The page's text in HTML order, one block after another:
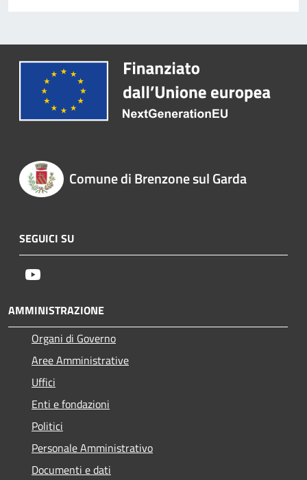
Comune di Brenzone sul Garda
SEGUICI SU
AMMINISTRAZIONE
Organi di Governo
Aree Amministrative
Uffici
Enti e fondazioni
Politici
Personale Amministrativo
Documenti e dati